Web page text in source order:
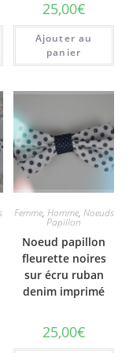
25,00€
Ajouter au
panier
Femme, Homme, Noeuds
Papillon
Noeud papillon
fleurette noires
sur écru ruban
denim imprimé
25,00€